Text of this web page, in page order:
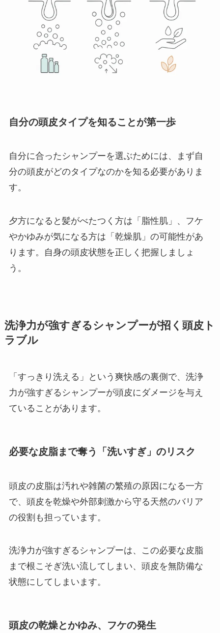
自分の頭皮タイプを知ることが第一歩
自分に合ったシャンプーを選ぶためには、まず自
分の頭皮がどのタイプなのかを知る必要がありま
す。
夕方になると髪がべたつく方は「脂性肌」、フケ
やかゆみが気になる方は「乾燥肌」の可能性があ
ります。自身の頭皮状態を正しく把握しましょ
う。
洗浄力が強すぎるシャンプーが招く頭皮ト
ラブル
「すっきり洗える」という爽快感の裏側で、洗浄
力が強すぎるシャンプーが頭皮にダメージを与え
ていることがあります。
必要な皮脂まで奪う「洗いすぎ」のリスク
頭皮の皮脂は汚れや雑菌の繁殖の原因になる一方
で、頭皮を乾燥や外部刺激から守る天然のバリア
の役割も担っています。
洗浄力が強すぎるシャンプーは、この必要な皮脂
まで根こそぎ洗い流してしまい、頭皮を無防備な
状態にしてしまいます。
頭皮の乾燥とかゆみ、フケの発生